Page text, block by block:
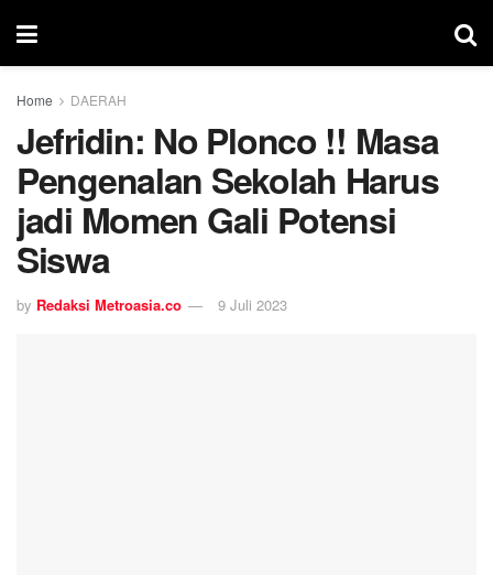
Home DAERAH
Jefridin: No Plonco !! Masa
Pengenalan Sekolah Harus
jadi Momen Gali Potensi
Siswa
by Redaksi Metroasia.co 9 Juli 2023